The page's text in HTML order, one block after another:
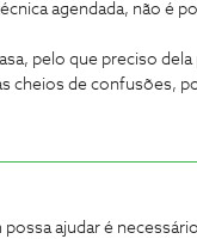
agendada, não é
pelo que preciso dela
cheios de confusões,
ajudar é